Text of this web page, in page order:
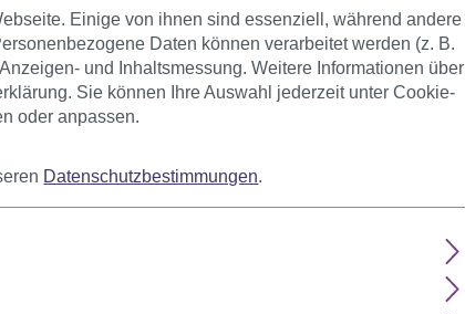
PC99.
Einige von ihnen sind essenziell, während andere
Daten können verarbeitet werden (z. B.
und Inhaltsmessung. Weitere Informationen über
Sie können Ihre Auswahl jederzeit unter Cookie-
oder anpassen.
Datenschutzbestimmungen.